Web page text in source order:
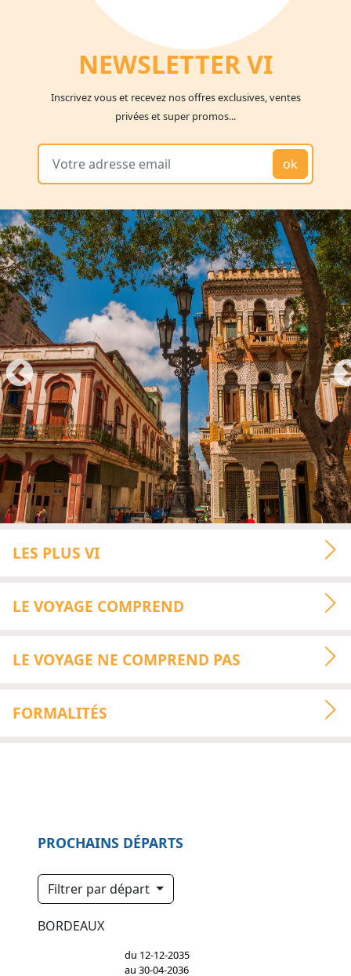
NEWSLETTER VI
Inscrivez vous et recevez nos offres exclusives, ventes
privées et super promos...
ok
LES PLUS VI
LE VOYAGE COMPREND
LE VOYAGE NE COMPREND PAS
FORMALITÉS
BORDEAUX
du 12-12-2035
au 30-04-2036
PROCHAINS DÉPARTS
Filtrer par départ